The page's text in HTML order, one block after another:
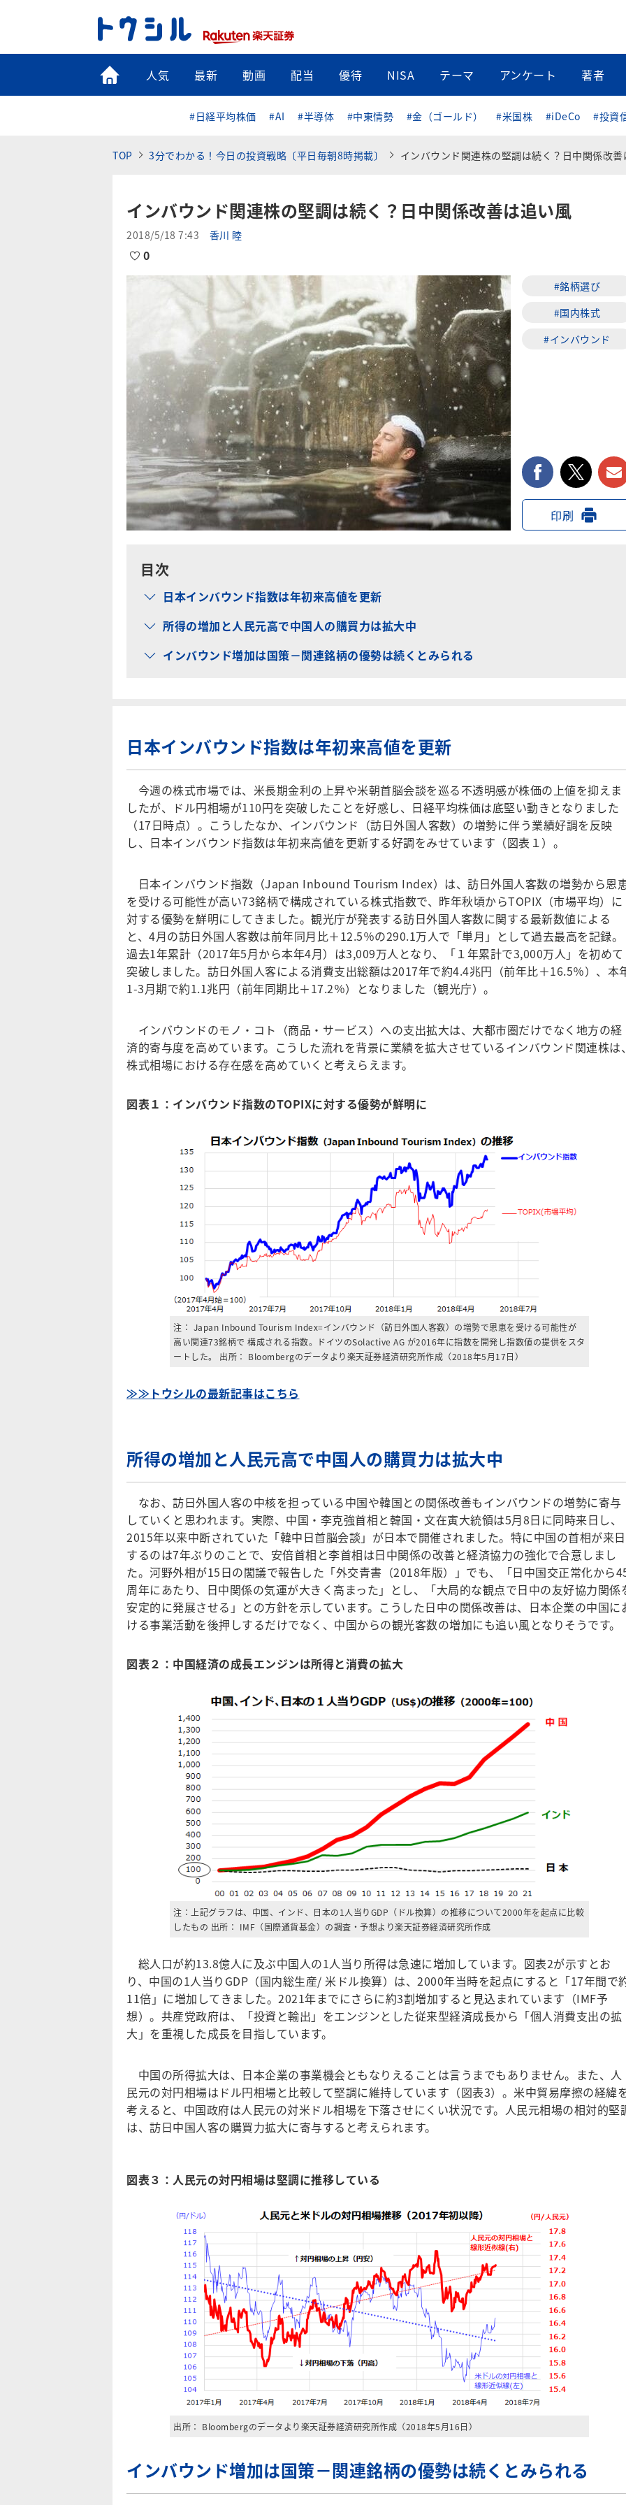
トップ
人気 最新 動画 配当 優待 NISA テーマ アンケート 著者
#日経平均株価 #AI #半導体 #中東情勢 #金（ゴールド） #米国株 #iDeCo #投資
TOP 3分でわかる！今日の投資戦略〔平日毎朝8時掲載〕 インバウンド関連株の堅調は続く？日中関係改善は追
インバウンド関連株の堅調は続く？日中関係改善は追い風
2018/5/18 7:43 香川 睦
0
#銘柄選び
#国内株式
#インバウンド
facebook
印刷
目次
日本インバウンド指数は年初来高値を更新
所得の増加と人民元高で中国人の購買力は拡大中
インバウンド増加は国策－関連銘柄の優勢は続くとみられる
日本インバウンド指数は年初来高値を更新
今週の株式市場では、米長期金利の上昇や米朝首脳会談を巡る不透明感が株価の上値を抑えま
したが、ドル円相場が110円を突破したことを好感し、日経平均株価は底堅い動きとなりました
（17日時点）。こうしたなか、インバウンド（訪日外国人客数）の増勢に伴う業績好調を反映
し、日本インバウンド指数は年初来高値を更新する好調をみせています（図表１）。
日本インバウンド指数（Japan Inbound Tourism Index）は、訪日外国人客数の増勢から恩
を受ける可能性が高い73銘柄で構成されている株式指数で、昨年秋頃からTOPIX（市場平均）に
対する優勢を鮮明にしてきました。観光庁が発表する訪日外国人客数に関する最新数値による
と、4月の訪日外国人客数は前年同月比＋12.5％の290.1万人で「単月」として過去最高を記録。
過去1年累計（2017年5月から本年4月）は3,009万人となり、「１年累計で3,000万人」を初めて
突破しました。訪日外国人客による消費支出総額は2017年で約4.4兆円（前年比＋16.5％）、本
1-3月期で約1.1兆円（前年同期比＋17.2％）となりました（観光庁）。
インバウンドのモノ・コト（商品・サービス）への支出拡大は、大都市圏だけでなく地方の経
済的寄与度を高めています。こうした流れを背景に業績を拡大させているインバウンド関連株は
株式相場における存在感を高めていくと考えらえます。
図表１：インバウンド指数のTOPIXに対する優勢が鮮明に
注： Japan Inbound Tourism Index=インバウンド（訪日外国人客数）の増勢で恩恵を受ける可能性が
高い関連73銘柄で 構成される指数。ドイツのSolactive AG が2016年に指数を開発し指数値の提供をスタ
ートした。 出所： Bloombergのデータより楽天証券経済研究所作成（2018年5月17日）
≫≫トウシルの最新記事はこちら
所得の増加と人民元高で中国人の購買力は拡大中
なお、訪日外国人客の中核を担っている中国や韓国との関係改善もインバウンドの増勢に寄与
していくと思われます。実際、中国・李克強首相と韓国・文在寅大統領は5月8日に同時来日し、
2015年以来中断されていた「韓中日首脳会談」が日本で開催されました。特に中国の首相が来日
するのは7年ぶりのことで、安倍首相と李首相は日中関係の改善と経済協力の強化で合意しまし
た。河野外相が15日の閣議で報告した「外交青書（2018年版）」でも、「日中国交正常化から
周年にあたり、日中関係の気運が大きく高まった」とし、「大局的な観点で日中の友好協力関係
安定的に発展させる」との方針を示しています。こうした日中の関係改善は、日本企業の中国に
ける事業活動を後押しするだけでなく、中国からの観光客数の増加にも追い風となりそうです。
図表２：中国経済の成長エンジンは所得と消費の拡大
注：上記グラフは、中国、インド、日本の1人当りGDP（ドル換算）の推移について2000年を起点に比較
したもの 出所： IMF（国際通貨基金）の調査・予想より楽天証券経済研究所作成
総人口が約13.8億人に及ぶ中国人の1人当り所得は急速に増加しています。図表2が示すとお
り、中国の1人当りGDP（国内総生産/ 米ドル換算）は、2000年当時を起点にすると「17年間で
11倍」に増加してきました。2021年までにさらに約3割増加すると見込まれています（IMF予
想）。共産党政府は、「投資と輸出」をエンジンとした従来型経済成長から「個人消費支出の拡
大」を重視した成長を目指しています。
中国の所得拡大は、日本企業の事業機会ともなりえることは言うまでもありません。また、人
民元の対円相場はドル円相場と比較して堅調に維持しています（図表3）。米中貿易摩擦の経緯
考えると、中国政府は人民元の対米ドル相場を下落させにくい状況です。人民元相場の相対的堅
は、訪日中国人客の購買力拡大に寄与すると考えられます。
図表３：人民元の対円相場は堅調に推移している
出所： Bloombergのデータより楽天証券経済研究所作成（2018年5月16日）
インバウンド増加は国策－関連銘柄の優勢は続くとみられる